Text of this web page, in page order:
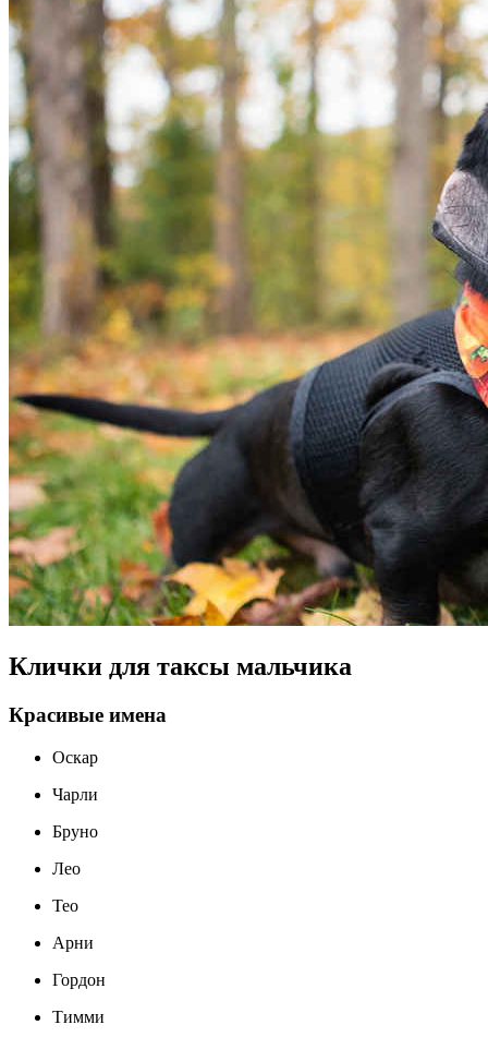
Клички для таксы мальчика
Красивые имена
Оскар
Чарли
Бруно
Лео
Тео
Арни
Гордон
Тимми